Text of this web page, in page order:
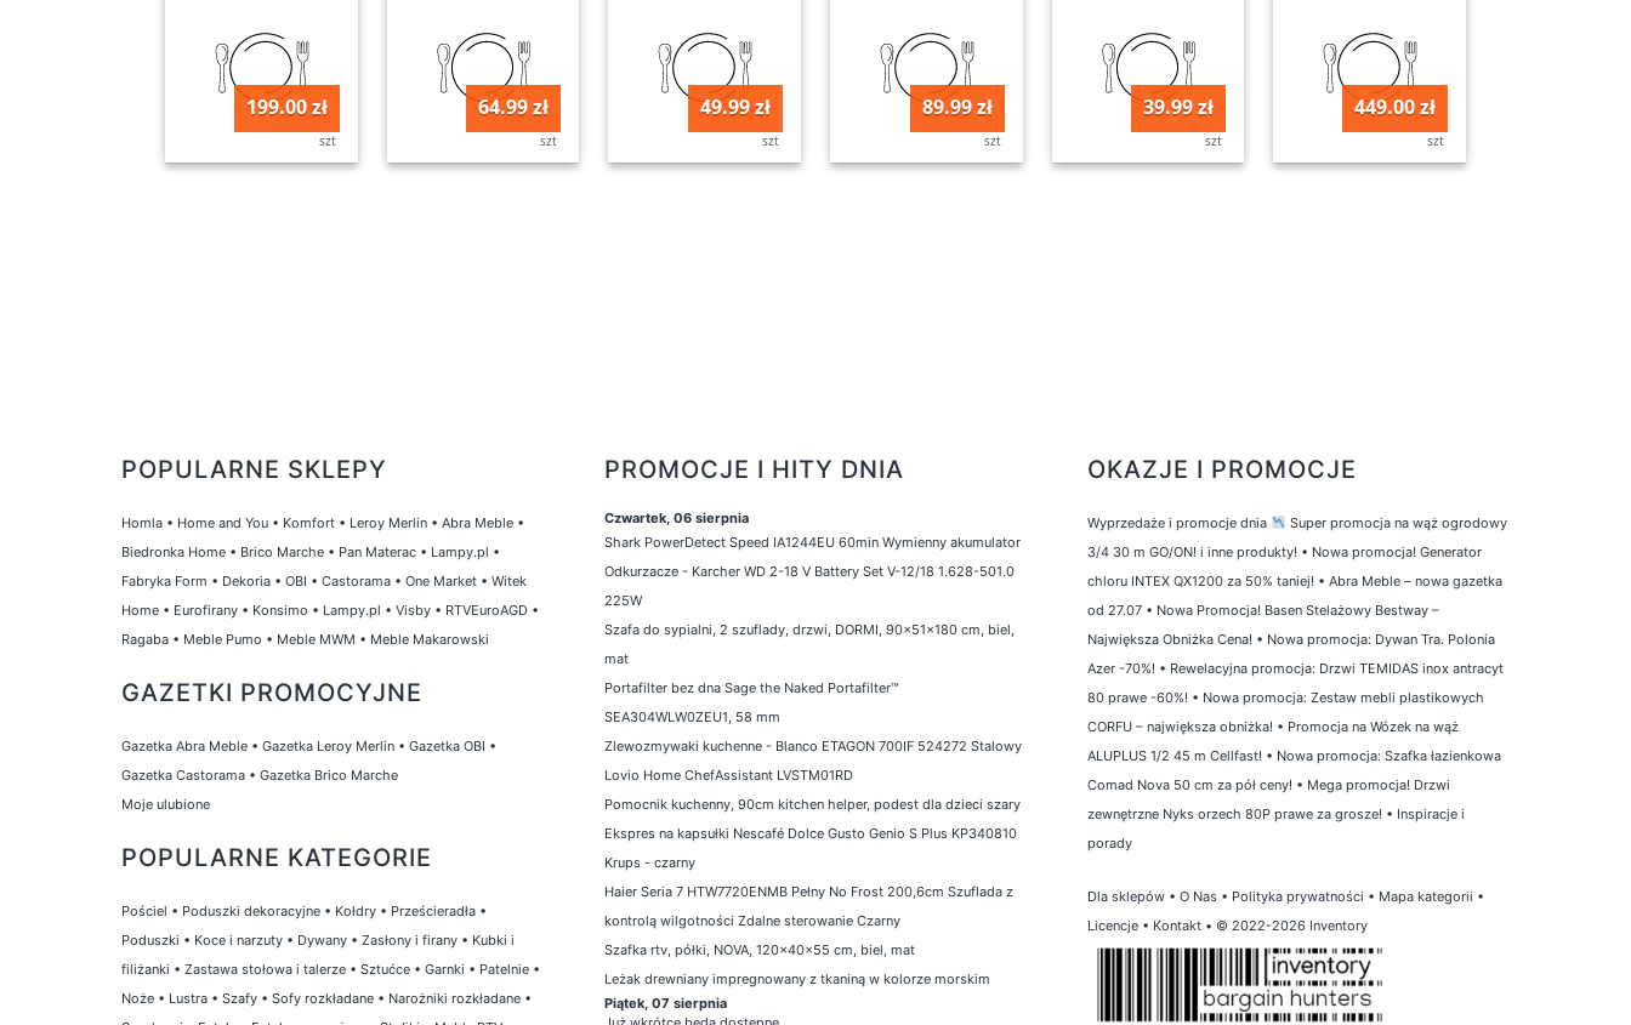
199.00 zł
szt
64.99 zł
szt
49.99 zł
szt
89.99 zł
szt
39.99 zł
szt
449.00 zł
szt
POPULARNE SKLEPY
Homla • Home and You • Komfort • Leroy Merlin • Abra Meble •
Biedronka Home • Brico Marche • Pan Materac • Lampy.pl •
Fabryka Form • Dekoria • OBI • Castorama • One Market • Witek
Home • Eurofirany • Konsimo • Lampy.pl • Visby • RTVEuroAGD •
Ragaba • Meble Pumo • Meble MWM • Meble Makarowski
GAZETKI PROMOCYJNE
Gazetka Abra Meble • Gazetka Leroy Merlin • Gazetka OBI •
Gazetka Castorama • Gazetka Brico Marche
Moje ulubione
POPULARNE KATEGORIE
Pościel • Poduszki dekoracyjne • Kołdry • Prześcieradła •
Poduszki • Koce i narzuty • Dywany • Zasłony i firany • Kubki i
filiżanki • Zastawa stołowa i talerze • Sztućce • Garnki • Patelnie •
Noże • Lustra • Szafy • Sofy rozkładane • Narożniki rozkładane •
PROMOCJE I HITY DNIA
Czwartek, 06 sierpnia
Shark PowerDetect Speed IA1244EU 60min Wymienny akumulator
Odkurzacze - Karcher WD 2-18 V Battery Set V-12/18 1.628-501.0
225W
Szafa do sypialni, 2 szuflady, drzwi, DORMI, 90x51x180 cm, biel,
mat
Portafilter bez dna Sage the Naked Portafilter™
SEA304WLW0ZEU1, 58 mm
Zlewozmywaki kuchenne - Blanco ETAGON 700IF 524272 Stalowy
Lovio Home ChefAssistant LVSTM01RD
Pomocnik kuchenny, 90cm kitchen helper, podest dla dzieci szary
Ekspres na kapsułki Nescafé Dolce Gusto Genio S Plus KP340810
Krups - czarny
Haier Seria 7 HTW7720ENMB Pełny No Frost 200,6cm Szuflada z
kontrolą wilgotności Zdalne sterowanie Czarny
Szafka rtv, półki, NOVA, 120x40x55 cm, biel, mat
Leżak drewniany impregnowany z tkaniną w kolorze morskim
Piątek, 07 sierpnia
OKAZJE I PROMOCJE
Wyprzedaże i promocje dnia
Super promocja na wąż ogrodowy
3/4 30 m GO/ON! i inne produkty! • Nowa promocja! Generator
chloru INTEX QX1200 za 50% taniej! • Abra Meble – nowa gazetka
od 27.07 • Nowa Promocja! Basen Stelażowy Bestway –
Największa Obniżka Cena! • Nowa promocja: Dywan Tra. Polonia
Azer -70%! • Rewelacyjna promocja: Drzwi TEMIDAS inox antracyt
80 prawe -60%! • Nowa promocja: Zestaw mebli plastikowych
CORFU – największa obniżka! • Promocja na Wózek na wąż
ALUPLUS 1/2 45 m Cellfast! • Nowa promocja: Szafka łazienkowa
Comad Nova 50 cm za pół ceny! • Mega promocja! Drzwi
zewnętrzne Nyks orzech 80P prawe za grosze! • Inspiracje i
porady
Dla sklepów • O Nas • Polityka prywatności • Mapa kategorii •
Licencje • Kontakt • © 2022-2026 Inventory